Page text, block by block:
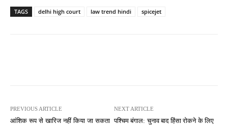
TAGS delhi high court law trend hindi spicejet
PREVIOUS ARTICLE
आंशिक रूप से खारिज नहीं किया जा सकता
NEXT ARTICLE
पश्चिम बंगाल: चुनाव बाद हिंसा रोकने के लिए